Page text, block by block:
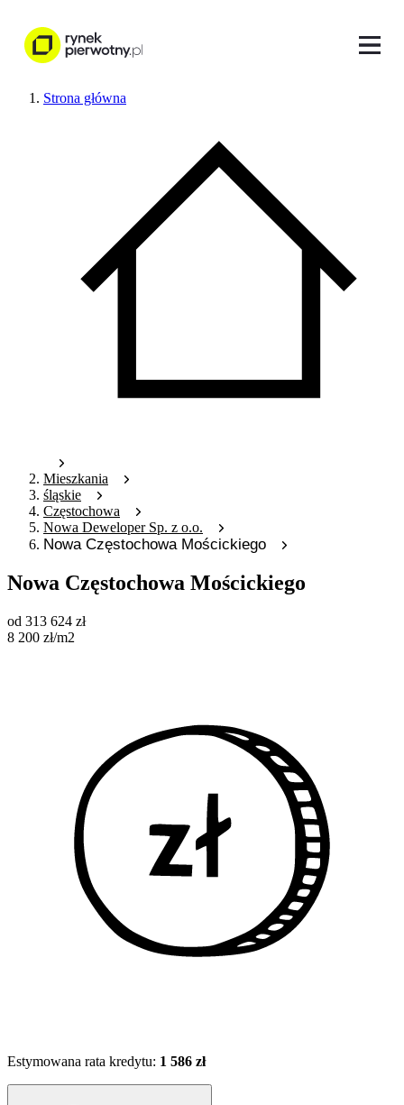
Strona główna
Mieszkania
śląskie
Częstochowa
Nowa Deweloper Sp. z o.o.
Nowa Częstochowa Mościckiego
Nowa Częstochowa Mościckiego
od 313 624 zł
8 200 zł/m2
Estymowana rata kredytu: 1 586 zł